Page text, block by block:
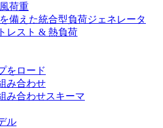
荷重
備えた統合型負荷ジェネレータ
レスト & 熱負荷
をロード
み合わせ
み合わせスキーマ
ル